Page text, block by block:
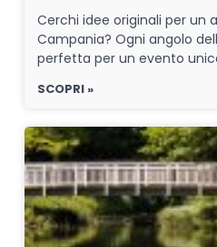
Cerchi idee originali per un
Campania? Ogni angolo
perfetta per un evento
SCOPRI »